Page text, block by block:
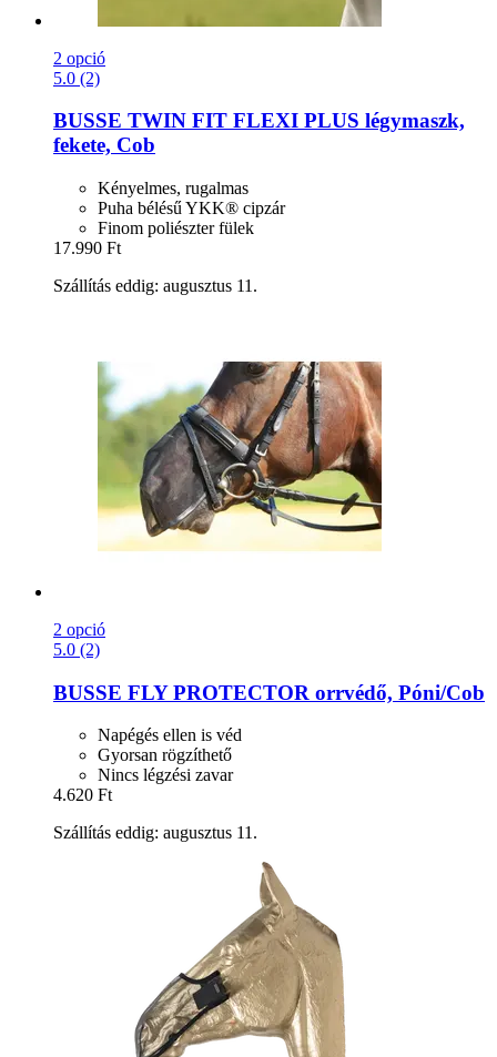
2 opció
5.0 (2)
BUSSE TWIN FIT FLEXI PLUS légymaszk,
fekete, Cob
Kényelmes, rugalmas
Puha bélésű YKK® cipzár
Finom poliészter fülek
17.990 Ft
Szállítás eddig: augusztus 11.
2 opció
5.0 (2)
BUSSE FLY PROTECTOR orrvédő, Póni/Cob
Napégés ellen is véd
Gyorsan rögzíthető
Nincs légzési zavar
4.620 Ft
Szállítás eddig: augusztus 11.